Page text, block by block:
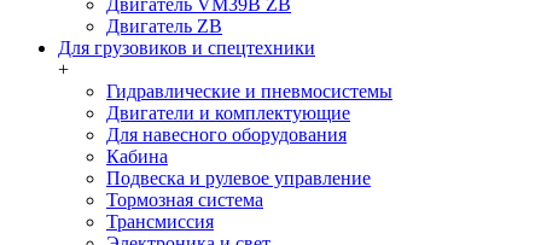
Двигатель VM39B ZB
Двигатель ZB
Для грузовиков и спецтехники
+
Гидравлические и пневмосистемы
Двигатели и комплектующие
Для навесного оборудования
Кабина
Подвеска и рулевое управление
Тормозная система
Трансмиссия